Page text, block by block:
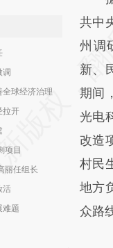
调
全球经济治理
拉开
项目
丽任组长
活
难题
成，
新观
对和
共中
州调
新、
期间
光电
改造
村民
地方
众路